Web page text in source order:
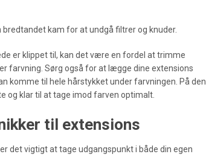
kam for at undgå filtrer og knuder.
er klippet til, kan det være en fordel at trimme
farvning. Sørg også for at lægge dine extensions
komme til hele hårstykket under farvningen. På den
og klar til at tage imod farven optimalt.
til extensions
det vigtigt at tage udgangspunkt i både din egen